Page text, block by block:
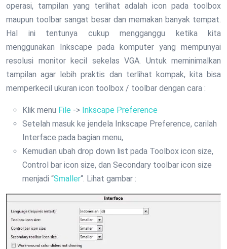
operasi, tampilan yang terlihat adalah icon pada toolbox
maupun toolbar sangat besar dan memakan banyak tempat.
Hal ini tentunya cukup mengganggu ketika kita
menggunakan Inkscape pada komputer yang mempunyai
resolusi monitor kecil sekelas VGA. Untuk meminimalkan
tampilan agar lebih praktis dan terlihat kompak, kita bisa
memperkecil ukuran icon toolbox / toolbar dengan cara :
Klik menu File -> Inkscape Preference
Setelah masuk ke jendela Inkscape Preference, carilah
Interface pada bagian menu,
Kemudian ubah drop down list pada Toolbox icon size,
Control bar icon size, dan Secondary toolbar icon size
menjadi “Smaller“. Lihat gambar :